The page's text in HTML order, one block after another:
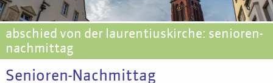
abschied von der laurentiuskirche: senioren-
nachmittag
Senioren-Nachmittag